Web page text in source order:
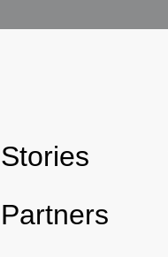
Stories
Partners